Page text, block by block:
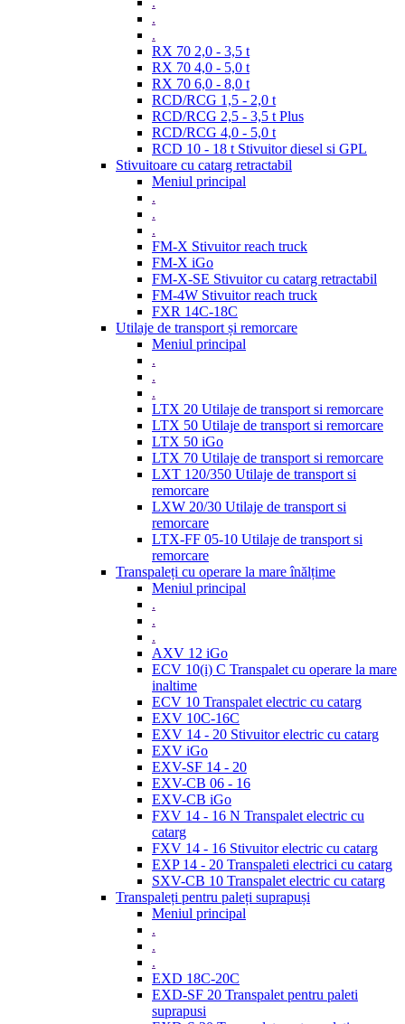
.
.
RX 70 2,0 - 3,5 t
RX 70 4,0 - 5,0 t
RX 70 6,0 - 8,0 t
RCD/RCG 1,5 - 2,0 t
RCD/RCG 2,5 - 3,5 t Plus
RCD/RCG 4,0 - 5,0 t
RCD 10 - 18 t Stivuitor diesel si GPL
Stivuitoare cu catarg retractabil
Meniul principal
.
.
.
FM-X Stivuitor reach truck
FM-X iGo
FM-X-SE Stivuitor cu catarg retractabil
FM-4W Stivuitor reach truck
FXR 14C-18C
Utilaje de transport și remorcare
Meniul principal
.
.
.
LTX 20 Utilaje de transport si remorcare
LTX 50 Utilaje de transport si remorcare
LTX 50 iGo
LTX 70 Utilaje de transport si remorcare
LXT 120/350 Utilaje de transport si
remorcare
LXW 20/30 Utilaje de transport si
remorcare
LTX-FF 05-10 Utilaje de transport si
remorcare
Transpaleți cu operare la mare înălțime
Meniul principal
.
.
.
AXV 12 iGo
ECV 10(i) C Transpalet cu operare la mare
inaltime
ECV 10 Transpalet electric cu catarg
EXV 10C-16C
EXV 14 - 20 Stivuitor electric cu catarg
EXV iGo
EXV-SF 14 - 20
EXV-CB 06 - 16
EXV-CB iGo
FXV 14 - 16 N Transpalet electric cu
catarg
FXV 14 - 16 Stivuitor electric cu catarg
EXP 14 - 20 Transpaleti electrici cu catarg
SXV-CB 10 Transpalet electric cu catarg
Transpaleți pentru paleți suprapuși
Meniul principal
.
.
.
EXD 18C-20C
EXD-SF 20 Transpalet pentru paleti
suprapusi